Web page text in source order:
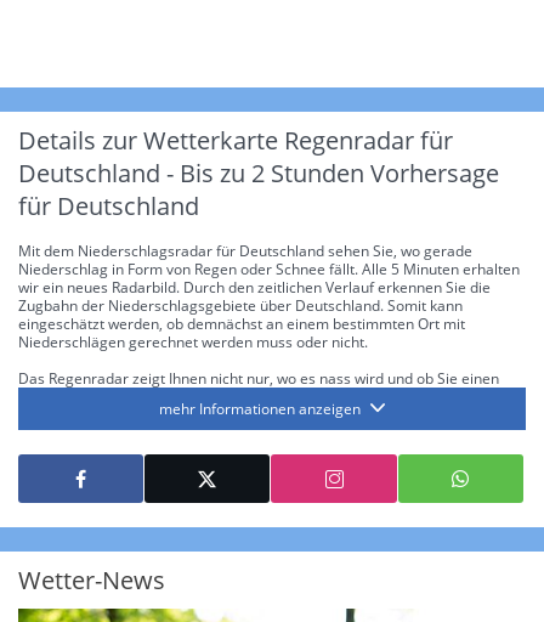
Details zur Wetterkarte Regenradar für
Deutschland - Bis zu 2 Stunden Vorhersage
für Deutschland
Mit dem Niederschlagsradar für Deutschland sehen Sie, wo gerade
Niederschlag in Form von Regen oder Schnee fällt. Alle 5 Minuten erhalten
wir ein neues Radarbild. Durch den zeitlichen Verlauf erkennen Sie die
Zugbahn der Niederschlagsgebiete über Deutschland. Somit kann
eingeschätzt werden, ob demnächst an einem bestimmten Ort mit
Niederschlägen gerechnet werden muss oder nicht.
Das Regenradar zeigt Ihnen nicht nur, wo es nass wird und ob Sie einen
die Niederschlagsintensität. Diese bezieht sich laut offiziellen Richtlinien
jeweils auf die Niederschlagsmenge in l/m² pro Stunde Regen- bzw.
Schneefall. Die 6 Stufen sind wie folgt gegliedert: Die hellen Blautöne
symbolisieren leichte bis mäßige Regen- bzw. Schneefälle mit einer
Intensität bis 8.1 l/m² pro Stunde. Dunkelblau repräsentiert mäßige bis
starke Niederschläge bis 35 l/m² pro Stunde. Hier können bereits Gewitter
auftreten. Extreme bzw. unwetterartige Niederschlagsereignisse mit
über 150 l/m² pro Stunde an. Solche
mehr Informationen anzeigen
Wetter-News